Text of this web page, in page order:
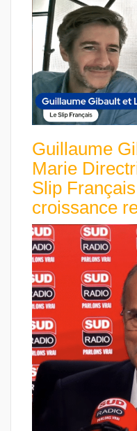
Guillaume
Marie
Slip
croissance